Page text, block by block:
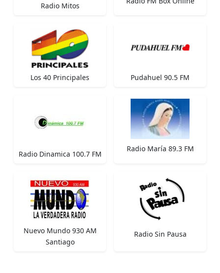
Radio Mitos
Los 40 Principales Pudahuel 90.5 FM
Radio Dinamica 100.7 FM
Radio María 89.3 FM
Nuevo Mundo 930 AM
Santiago
Radio Sin Pausa